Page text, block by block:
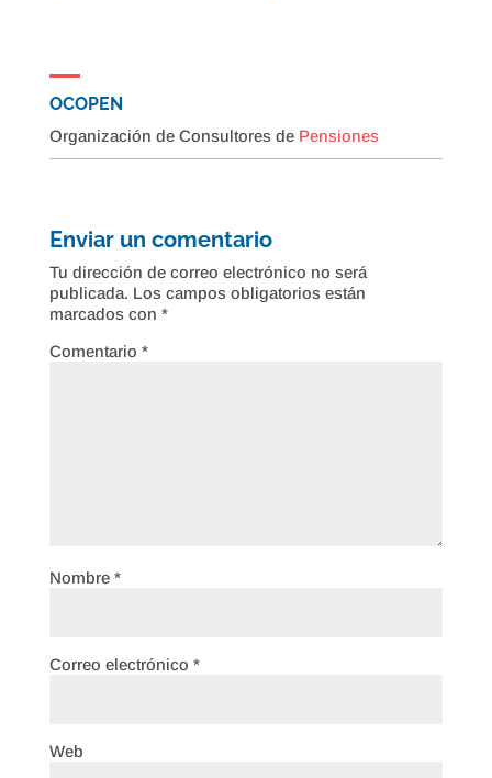
OCOPEN
Organización de Consultores de Pensiones
Enviar un comentario
Tu dirección de correo electrónico no será
publicada. Los campos obligatorios están
marcados con *
Comentario *
Nombre *
Correo electrónico *
Web